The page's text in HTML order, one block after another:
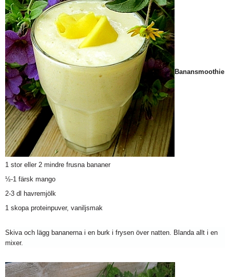
Banansmoothie
1 stor eller 2 mindre frusna bananer
½-1 färsk mango
2-3 dl havremjölk
1 skopa proteinpuver, vaniljsmak
Skiva och lägg bananerna i en burk i frysen över natten. Blanda allt i en
mixer.